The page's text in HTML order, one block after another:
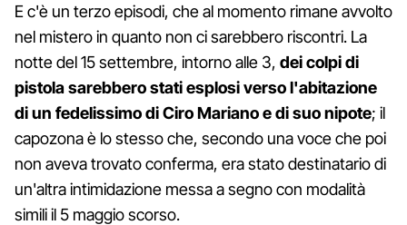
E c'è un terzo episodi, che al momento rimane avvolto
nel mistero in quanto non ci sarebbero riscontri. La
notte del 15 settembre, intorno alle 3, dei colpi di
pistola sarebbero stati esplosi verso l'abitazione
di un fedelissimo di Ciro Mariano e di suo nipote; il
capozona è lo stesso che, secondo una voce che poi
non aveva trovato conferma, era stato destinatario di
un'altra intimidazione messa a segno con modalità
simili il 5 maggio scorso.